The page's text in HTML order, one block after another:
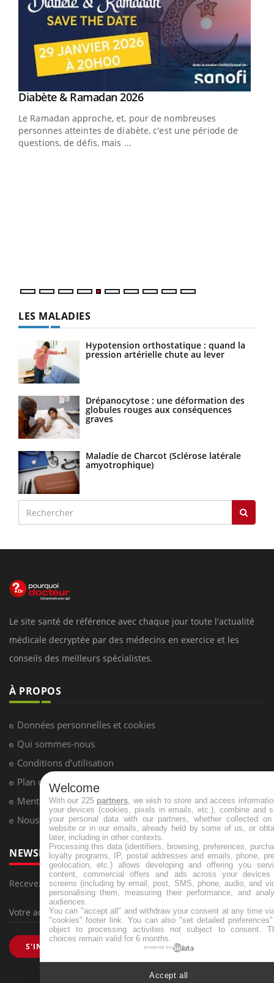
Youtube
Diabète & Ramadan 2026Youtube
Le Ramadan approche, et, pour de nombreuses
personnes atteintes de diabète, c'est une période de
questions, de défis, mais ...
LES MALADIES
Hypotension orthostatique : quand la
pression artérielle chute au lever
Drépanocytose : une déformation des
globules rouges aux conséquences
graves
Maladie de Charcot (Sclérose latérale
amyotrophique)
Le site santé de référence avec chaque jour toute l'actualité
médicale decryptée par des médecins en exercice et les
conseils des meilleurs spécialistes.
À PROPOS
Données personnelles et cookies
Qui sommes-nous
Conditions d'utilisation
Plan du site
Mentions Légales
Nous contacter
NEWSLETTER
Recevez toutes les semaines les meilleures infos santé
S'INSCRIRE
Welcome
With our 225 partners , we wish to store and access
your devices (cookies, pixels in emails, etc.), combine and
your personal data with our partners, whether collected
website or in our emails, already held by some of us, or
later, including in other contexts.
Processing this data (identifiers, browsing, preferences,
loyalty programs, IP, postal addresses and emails, phone,
geolocation, etc.) allows developing and offering you
content, commercial offers and ads across your devices
screens (including by email, post, SMS, phone, audio, and
personalising them, measuring their performance, and
audiences.
You can "accept all" and withdraw your consent at any time
"cookies" footer link . You can also "set detailed
object to processing activities not subject to consent.
choices remain valid for 6 months.
powered by
Accept all